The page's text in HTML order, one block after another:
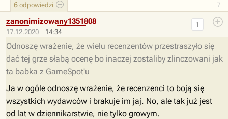
7
6 odpowiedzi
17.12.2020 14:34
1
zanonimizowany1351808
Odnoszę wrażenie, że wielu recenzentów przestraszyło się
dać tej grze słabą ocenę bo inaczej zostaliby zlinczowani jak
ta babka z GameSpot'u
Ja w ogóle odnoszę wrażenie, że recenzenci to boją się
wszystkich wydawców i brakuje im jaj. No, ale tak już jest
od lat w dziennikarstwie, nie tylko growym.